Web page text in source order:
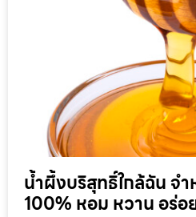
น้ำผึ้งบริสุทธิ์ใกล้ฉัน จ
100% หอม หวาน อร่อ